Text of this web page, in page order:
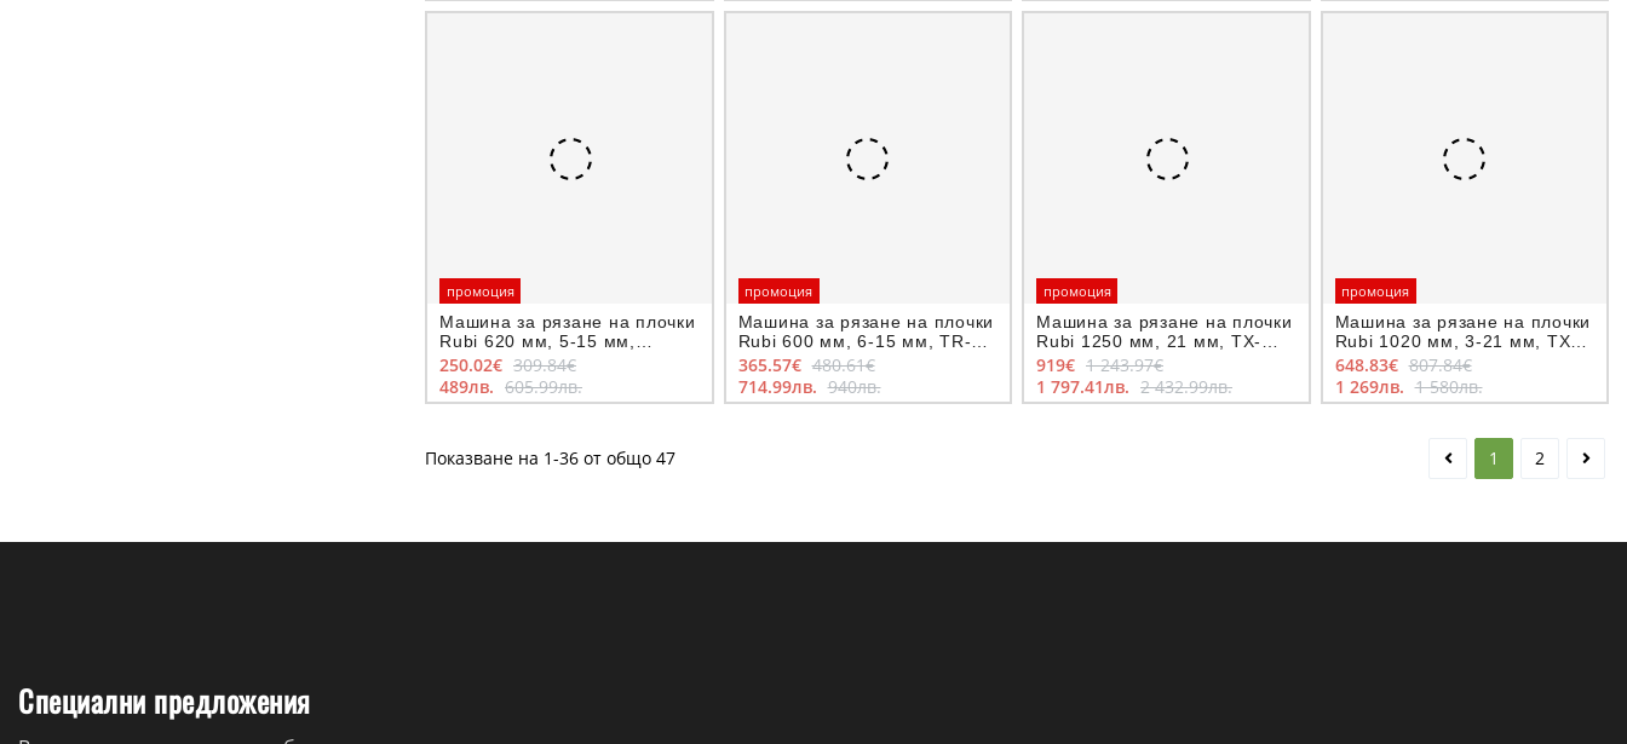
промоция
Машина за рязане на плочки
Rubi 620 мм, 5-15 мм,
Speed-62 Magnet
250.02€ 309.84€
489лв. 605.99лв.
промоция
Машина за рязане на плочки
Rubi 600 мм, 6-15 мм, TR-
600 Magnet
365.57€ 480.61€
714.99лв. 940лв.
промоция
Машина за рязане на плочки
Rubi 1250 мм, 21 мм, TX-
1250 MAX
919€ 1 243.97€
1 797.41лв. 2 432.99лв.
промоция
Машина за рязане на плочки
Rubi 1020 мм, 3-21 мм, TX-
1020 MAX
648.83€ 807.84€
1 269лв. 1 580лв.
Показване на 1-36 от общо 47 1 2
Специални предложения